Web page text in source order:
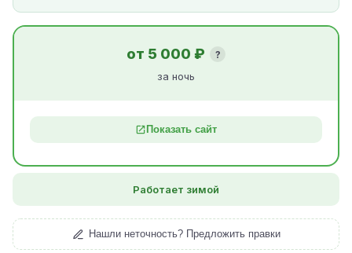
от 5 000 ₽
?
за ночь
Показать сайт
Работает зимой
Нашли неточность? Предложить правки